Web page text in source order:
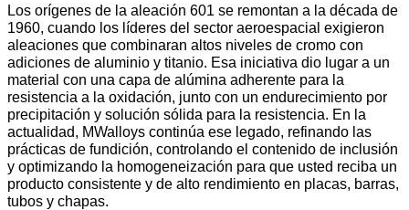
Los orígenes de la aleación 601 se remontan a la década de
1960, cuando los líderes del sector aeroespacial exigieron
aleaciones que combinaran altos niveles de cromo con
adiciones de aluminio y titanio. Esa iniciativa dio lugar a un
material con una capa de alúmina adherente para la
resistencia a la oxidación, junto con un endurecimiento por
precipitación y solución sólida para la resistencia. En la
actualidad, MWalloys continúa ese legado, refinando las
prácticas de fundición, controlando el contenido de inclusión
y optimizando la homogeneización para que usted reciba un
producto consistente y de alto rendimiento en placas, barras,
tubos y chapas.